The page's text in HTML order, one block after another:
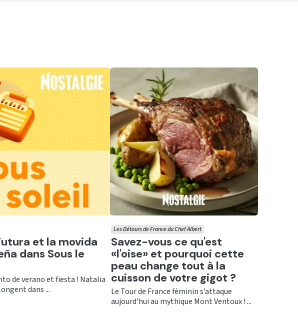
et la movida
dans Sous le
de verano et fiesta ! Natalia
dans ...
Ecouter
Savez-vous ce qu'est
«l'oise» et pourquoi cette
peau change tout à la
cuisson de votre gigot ?
Les Détours de France du Chef Albert
Le Tour de France féminin s’attaque
aujourd'hui au mythique Mont Ventoux ! ...